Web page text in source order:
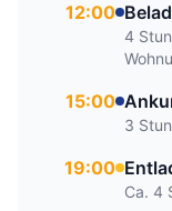
12:00
4
15:00
3
19:00
Ca. 4